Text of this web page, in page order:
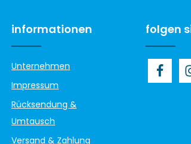
informationen
Unternehmen
Impressum
Rücksendung &
Umtausch
Versand & Zahlung
folgen